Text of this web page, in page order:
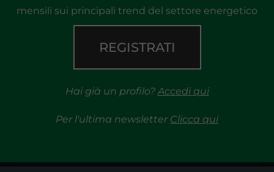
mensili sui principali trend del settore energetico
REGISTRATI
Hai già un profilo?Accedi qui
Per l'ultima newsletter Clicca qui